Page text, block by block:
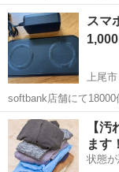
購入しましたが、自身
め、使用できませんでした。 別のiPhoneを繋ぎ、作動
す。 お...
埼玉 さいたま市
スマ
1,000
上尾市
softbank店舗にて18000位購入 大事に使ってましたの
は有りませんが 通常使用に
変した為出品 とても
ることご理解...
埼玉 上尾市 そ
【
ます！
状態